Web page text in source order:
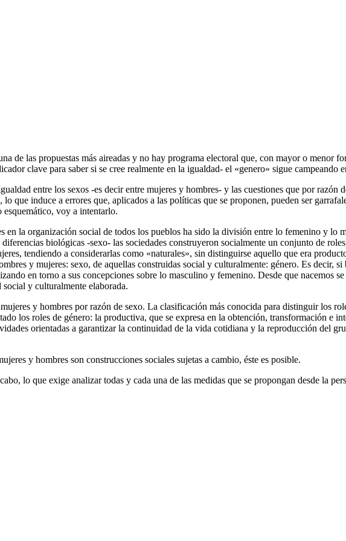
de las propuestas más aireadas y no hay programa electoral que, con mayor o menor
clave para saber si se cree realmente en la igualdad- el «genero» sigue campeando
entre los sexos -es decir entre mujeres y hombres- y las cuestiones que por razón
que induce a errores que, aplicados a las políticas que se proponen, pueden ser
esquemático, voy a intentarlo.
en la organización social de todos los pueblos ha sido la división entre lo femenino y lo
biológicas -sexo- las sociedades construyeron socialmente un conjunto de
tendiendo a considerarlas como «naturales», sin distinguirse aquello que era
y mujeres: sexo, de aquellas construidas social y culturalmente: género. Es decir,
en torno a sus concepciones sobre lo masculino y femenino. Desde que nacemos
y culturalmente elaborada.
y hombres por razón de sexo. La clasificación más conocida para distinguir los
los roles de género: la productiva, que se expresa en la obtención, transformación e
orientadas a garantizar la continuidad de la vida cotidiana y la reproducción del
y hombres son construcciones sociales sujetas a cambio, éste es posible.
lo que exige analizar todas y cada una de las medidas que se propongan desde la